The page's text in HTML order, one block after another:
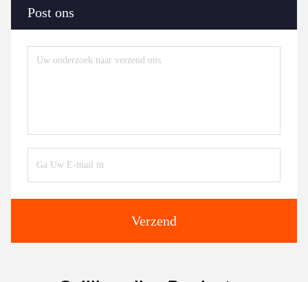
Post ons
Verzend